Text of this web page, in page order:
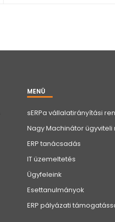
MENÜ
sERPa vállalatirányítási
Nagy Machinátor ügyviteli
ERP tanácsadás
IT üzemeltetés
Ügyfeleink
Esettanulmányok
ERP pályázati